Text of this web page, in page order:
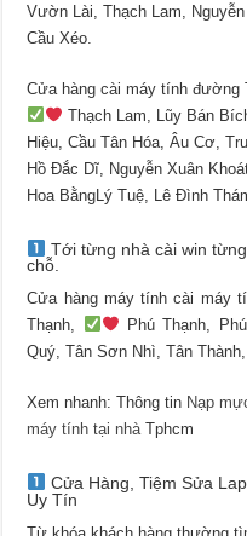
Vườn Lài, Thạch Lam,
Cầu Xéo.
Cửa hàng cài máy tính đường
Thạch Lam, Lũy Bán
Hiệu, Cầu Tân Hóa, Âu Cơ,
Hồ Đắc Dĩ, Nguyễn Xuân
Hoa BằngLý Tuệ, Lê Đình
Tới từng nhà cài win
chỗ.
Cửa hàng máy tính cài máy
Thạnh,
Phú Thạnh,
Quý, Tân Sơn Nhì, Tân
Xem nhanh: Thông tin Nạp
máy tính tại nhàTphcm
Cửa Hàng, Tiệm Sửa
Uy Tín